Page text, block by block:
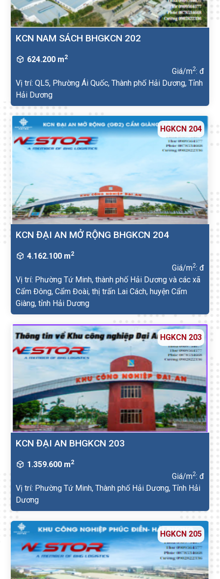
KCN NAM SÁCH BHGKCN 202
624.200 m2
Giá/m2: đ
Vị trí: QL5, Phường Ái Quốc, Thành phố Hải Dương, Tỉnh
Hải Dương
HGKCN 204
KCN ĐẠI AN MỞ RỘNG BHGKCN 204
4.162.100 m2
Giá/m2: đ
Vị trí: Phường Tứ Minh, thành phố Hải Dương và các xã
Cẩm Đông, Cẩm Đoài, thị trấn Lai Cách, huyện Cẩm
Giàng, tỉnh Hải Dương
HGKCN 203
KCN ĐẠI AN BHGKCN 203
1.359.600 m2
Giá/m2: đ
Vị trí: Phường Tứ Minh, Thành phố Hải Dương, Tỉnh Hải
Dương
HGKCN 205